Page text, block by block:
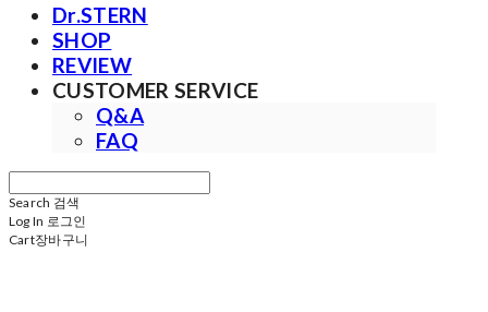
Dr.STERN
SHOP
REVIEW
CUSTOMER SERVICE
Q&A
FAQ
Search 검색
Log In 로그인
Cart장바구니